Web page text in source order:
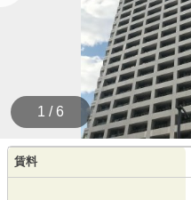
1 / 6
賃料